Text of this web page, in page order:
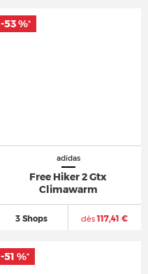
adidas
Free Hiker 2 Gtx
Climawarm
3 Shops dès117,41 €
-53 %*
-51 %*